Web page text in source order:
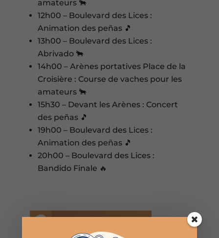
amateurs 🐂
12h00 – Boulevard des Lices :
Animation des peñas 🎵
13h00 – Boulevard des Lices :
Abrivado 🐂
14h00 – Arènes portatives Place de la
Croisière : Course de vaches pour les
amateurs 🐂
15h30 – Devant les Arènes : Concert
des peñas 🎵
19h00 – Boulevard des Lices :
Animation des peñas 🎵
20h00 – Boulevard des Lices :
Bandido Finale 🔥
